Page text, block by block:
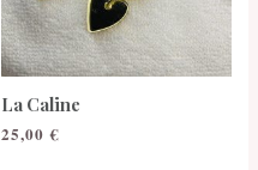
La Caline
25,00€